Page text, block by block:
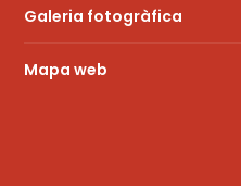
Galeria fotogràfica
Mapa web